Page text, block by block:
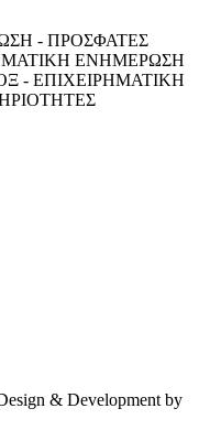
- ΠΡΟΣΦΑΤΕΣ
ΕΝΗΜΕΡΩΣΗ
- ΕΠΙΧΕΙΡΗΜΑΤΙΚΗ
& Development by